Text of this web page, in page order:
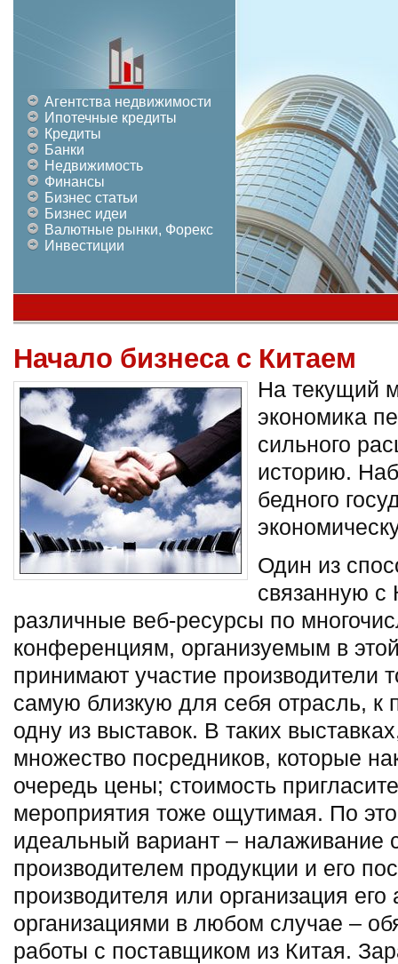
Агентства недвижимости
Ипотечные кредиты
Кредиты
Банки
Недвижимость
Финансы
Бизнес статьи
Бизнес идеи
Валютные рынки, Форекс
Инвестиции
Начало бизнеса с Китаем
На текущий
экономика
сильного
историю.
бедного
Один из
связанную с
различные веб-ресурсы по
конференциям, организуемым в
принимают участие производители
самую близкую для себя отрасль, к
одну из выставок. В таких
множество посредников, которые
очередь цены; стоимость
мероприятия тоже ощутимая. По
идеальный вариант – налаживание
производителем продукции и его
производителя или организация его
организациями в любом случае –
работы с поставщиком из Китая.